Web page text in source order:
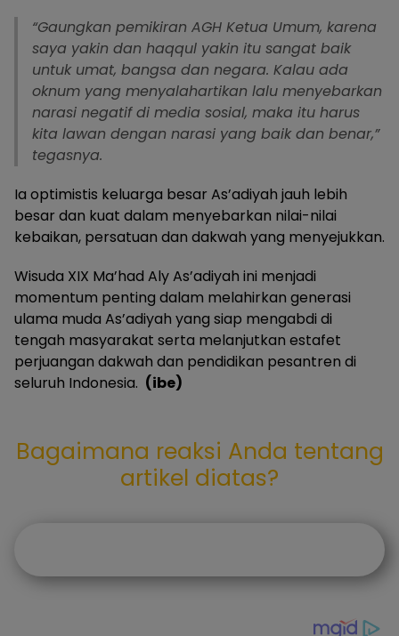
“Gaungkan pemikiran AGH Ketua Umum, karena
saya yakin dan haqqul yakin itu sangat baik
untuk umat, bangsa dan negara. Kalau ada
oknum yang menyalahartikan lalu menyebarkan
narasi negatif di media sosial, maka itu harus
kita lawan dengan narasi yang baik dan benar,”
tegasnya.
Ia optimistis keluarga besar As’adiyah jauh lebih
besar dan kuat dalam menyebarkan nilai-nilai
kebaikan, persatuan dan dakwah yang menyejukkan.
Wisuda XIX Ma’had Aly As’adiyah ini menjadi
momentum penting dalam melahirkan generasi
ulama muda As’adiyah yang siap mengabdi di
tengah masyarakat serta melanjutkan estafet
perjuangan dakwah dan pendidikan pesantren di
seluruh Indonesia. (ibe)
Bagaimana reaksi Anda tentang
artikel diatas?